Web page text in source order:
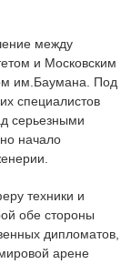
между
и Московским
им.Баумана. Под
специалистов
серьезными
начало
техники и
обе стороны
дипломатов,
арене